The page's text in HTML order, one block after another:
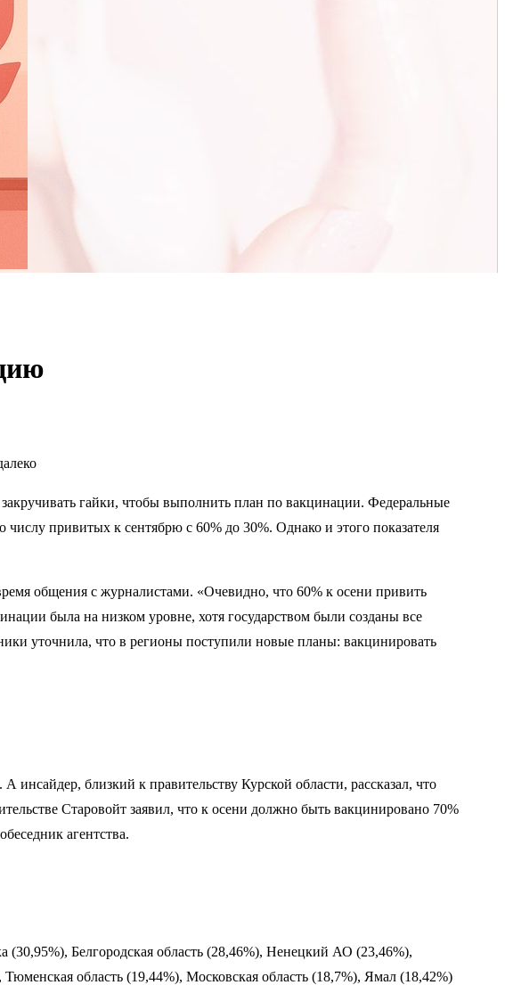
гайки, чтобы выполнить план по вакцинации. Федеральные
привитых к сентябрю с 60% до 30%. Однако и этого показателя
общения с журналистами. «Очевидно, что 60% к осени привить
была на низком уровне, хотя государством были созданы все
уточнила, что в регионы поступили новые планы: вакцинировать
близкий к правительству Курской области, рассказал, что
Старовойт заявил, что к осени должно быть вакцинировано 70%
агентства.
(30,95%), Белгородская область (28,46%), Ненецкий АО (23,46%),
область (19,44%), Московская область (18,7%), Ямал (18,42%)